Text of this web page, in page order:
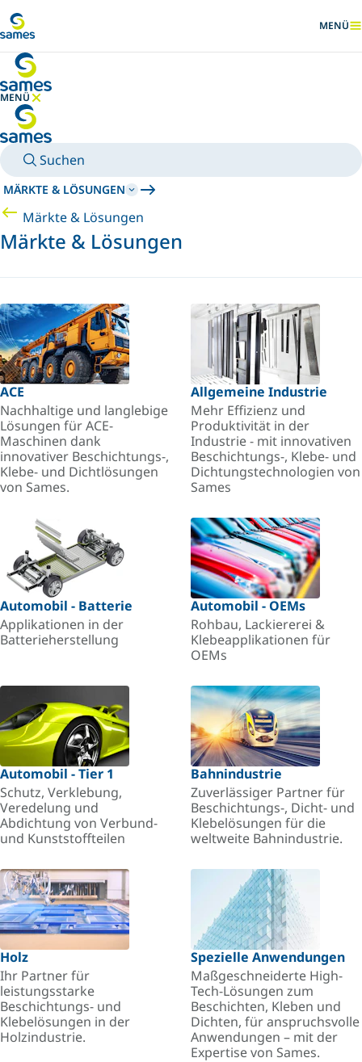
MENÜ
MENÜ
MENÜ AUSBLENDEN
Suchen
MÄRKTE & LÖSUNGEN
Märkte & Lösungen
Märkte & Lösungen
ACE
Nachhaltige und langlebige
Lösungen für ACE-
Maschinen dank
innovativer Beschichtungs-,
Klebe- und Dichtlösungen
von Sames.
Allgemeine Industrie
Mehr Effizienz und
Produktivität in der
Industrie - mit innovativen
Beschichtungs-, Klebe- und
Dichtungstechnologien von
Sames
Automobil - Batterie
Applikationen in der
Batterieherstellung
Automobil - OEMs
Rohbau, Lackiererei &
Klebeapplikationen für
OEMs
Automobil - Tier 1
Schutz, Verklebung,
Veredelung und
Abdichtung von Verbund-
und Kunststoffteilen
Bahnindustrie
Zuverlässiger Partner für
Beschichtungs-, Dicht- und
Klebelösungen für die
weltweite Bahnindustrie.
Holz
Ihr Partner für
leistungsstarke
Beschichtungs- und
Klebelösungen in der
Holzindustrie.
Spezielle Anwendungen
Maßgeschneiderte High-
Tech-Lösungen zum
Beschichten, Kleben und
Dichten, für anspruchsvolle
Anwendungen – mit der
Expertise von Sames.